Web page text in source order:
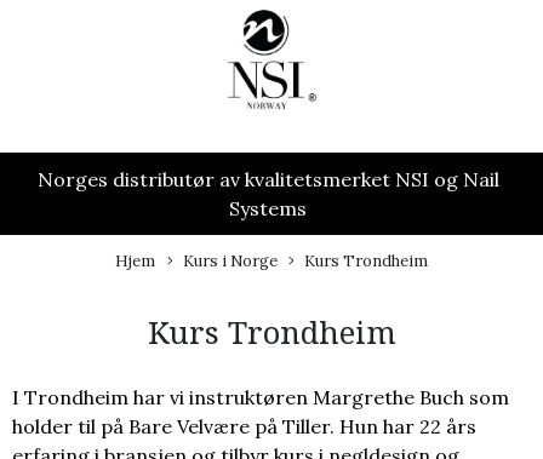
Norges distributør av kvalitetsmerket NSI og Nail
Systems
Hjem Kurs i Norge Kurs Trondheim
Kurs Trondheim
I Trondheim har vi instruktøren Margrethe Buch som
holder til på Bare Velvære på Tiller. Hun har 22 års